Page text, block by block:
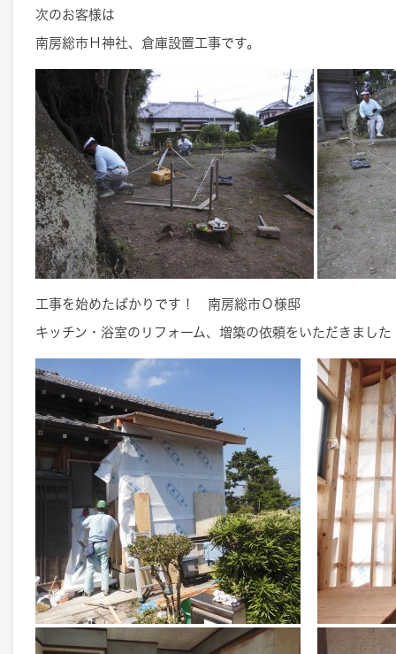
次のお客様は
南房総市Ｈ神社、倉庫設置工事です。
工事を始めたばかりです！ 南房総市Ｏ様邸
キッチン・浴室のリフォーム、増築の依頼をいただきました